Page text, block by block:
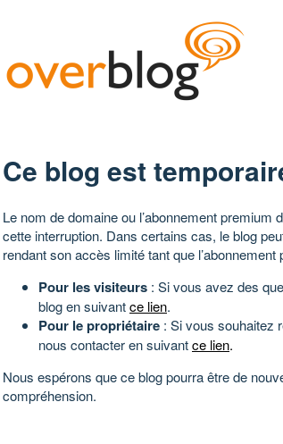
Ce blog est
Le nom de domaine ou l’abonnement premium
cette interruption. Dans certains cas, le blog
rendant son accès limité tant que l’abonnement
Pour les visiteurs : Si vous avez des
blog en suivantce lien.
Pour le propriétaire : Si vous souhaitez
nous contacter en suivantce lien.
Nous espérons que ce blog pourra être de
compréhension.